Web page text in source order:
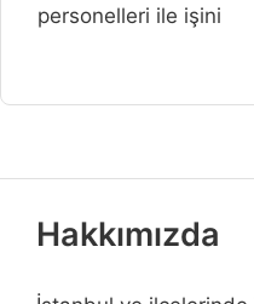
personelleri ile işini
Hakkımızda